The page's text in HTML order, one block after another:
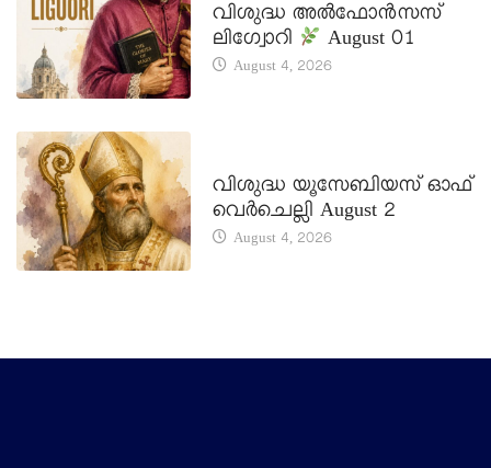
വിശുദ്ധ അൽഫോൻസസ്
ലിഗ്വോറി
August 01
August 4, 2026
വിശുദ്ധ യൂസേബിയസ് ഓഫ്
വെർചെല്ലി August 2
August 4, 2026